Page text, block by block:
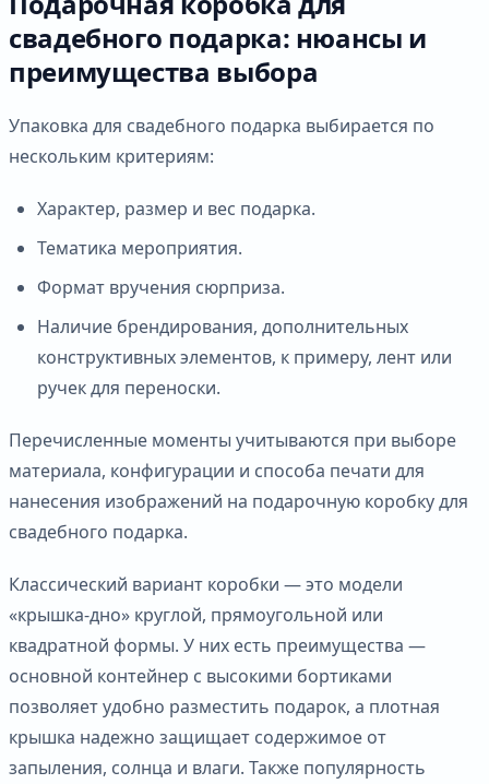
свадебного подарка: нюансы и
преимущества выбора
Упаковка для свадебного подарка выбирается по
нескольким критериям:
Характер, размер и вес подарка.
Тематика мероприятия.
Формат вручения сюрприза.
Наличие брендирования, дополнительных
конструктивных элементов, к примеру, лент или
ручек для переноски.
Перечисленные моменты учитываются при выборе
материала, конфигурации и способа печати для
нанесения изображений на подарочную коробку для
свадебного подарка.
Классический вариант коробки — это модели
«крышка-дно» круглой, прямоугольной или
квадратной формы. У них есть преимущества —
основной контейнер с высокими бортиками
позволяет удобно разместить подарок, а плотная
крышка надежно защищает содержимое от
запыления, солнца и влаги. Также популярность